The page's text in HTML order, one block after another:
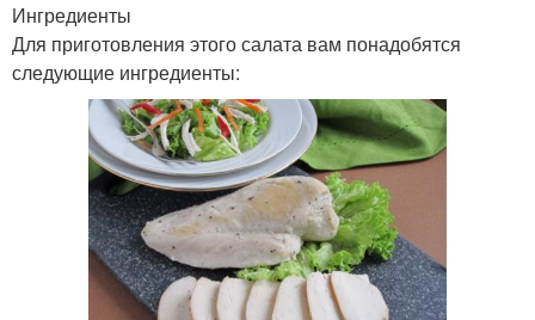
Ингредиенты
Для приготовления этого салата вам понадобятся
следующие ингредиенты: